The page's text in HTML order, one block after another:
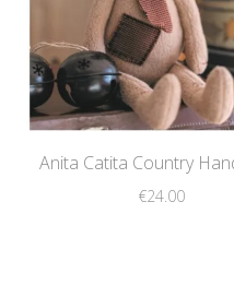
Anita Catita Country
€24.00